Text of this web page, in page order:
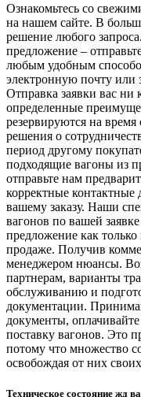
Ознакомьтесь со
на нашем сайте. В
решение любого
предложение –
любым удобным
электронную почту или
Отправка заявки вас ни
определенные
резервируются на
решения о
период другому
подходящие вагоны из
отправьте нам
корректные
вашему заказу. Наши
вагонов по вашей
предложение как
продаже. Получив
менеджером нюансы.
партнерам, варианты
обслуживанию и
документации.
документы,
поставку вагонов. Это
потому что множество
освобождая от них
Техническое состояние жд